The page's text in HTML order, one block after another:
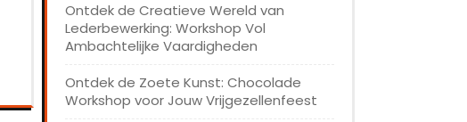
Ontdek de Creatieve Wereld van
Lederbewerking: Workshop Vol
Ambachtelijke Vaardigheden
Ontdek de Zoete Kunst: Chocolade
Workshop voor Jouw Vrijgezellenfeest